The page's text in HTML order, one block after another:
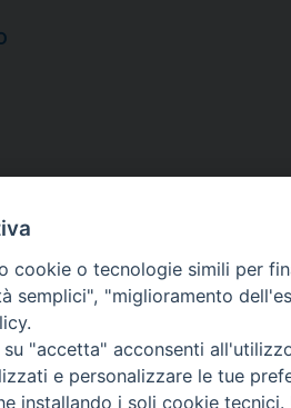
CHI SIAMO
Beato Giacomo Alberione
Spiritualità Paolina
Missione Paolina
Siti
cookie o tecnologie simili per
semplici", "miglioramento
su "accetta" acconsenti
e personalizzare le tue
installando i soli cookie